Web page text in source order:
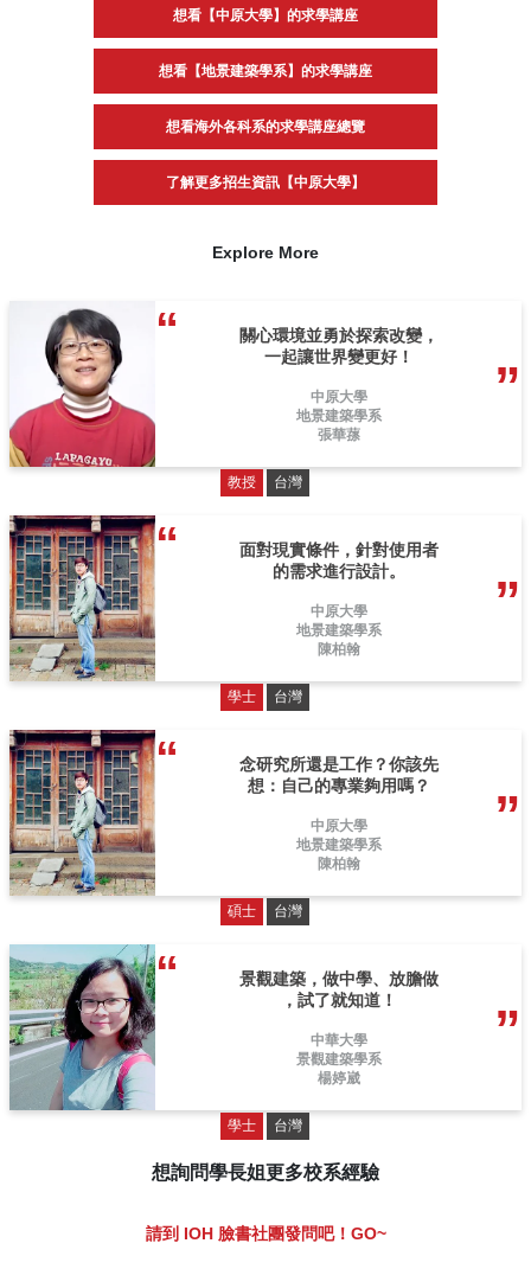
想看【中原大學】的求學講座
想看【地景建築學系】的求學講座
想看海外各科系的求學講座總覽
了解更多招生資訊【中原大學】
Explore More
關心環境並勇於探索改變，
一起讓世界變更好！
中原大學
地景建築學系
張華蓀
教授 台灣
面對現實條件，針對使用者
的需求進行設計。
中原大學
地景建築學系
陳柏翰
學士 台灣
念研究所還是工作？你該先
想：自己的專業夠用嗎？
中原大學
地景建築學系
陳柏翰
碩士 台灣
景觀建築，做中學、放膽做
，試了就知道！
中華大學
景觀建築學系
楊婷崴
學士 台灣
想詢問學長姐更多校系經驗
請到 IOH 臉書社團發問吧！GO~